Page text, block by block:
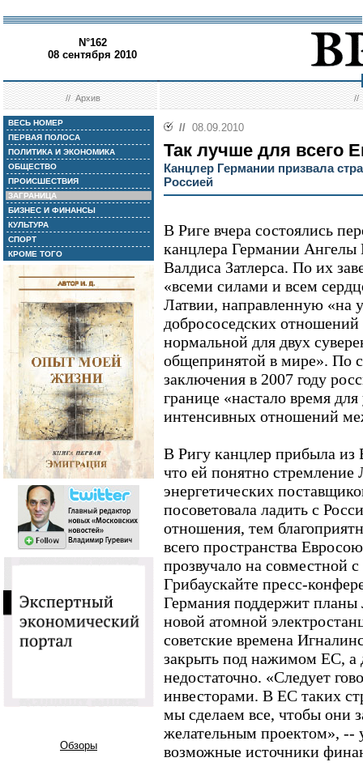
N°162
08 сентября 2010
//Архив //
ВЕСЬ НОМЕР
ПЕРВАЯ ПОЛОСА
ПОЛИТИКА И ЭКОНОМИКА
ОБЩЕСТВО
ПРОИСШЕСТВИЯ
ЗАГРАНИЦА
БИЗНЕС И ФИНАНСЫ
КУЛЬТУРА
СПОРТ
КРОМЕ ТОГО
Обзоры
// 08.09.2010
Так лучше для всего
Канцлер Германии призвала
Россией
В Риге вчера состоялись
канцлера Германии Ангелы
Валдиса Затлерса. По их
«всеми силами и всем
Латвии, направленную «на
добрососедских
нормальной для двух
общепринятой в мире». По
заключения в 2007 году
границе «настало время
интенсивных отношений
В Ригу канцлер прибыла из
что ей понятно
энергетических
посоветовала ладить с
отношения, тем
всего пространства
прозвучало на совместной
Грибаускайте пресс-
Германия поддержит планы
новой атомной
советские времена
закрыть под нажимом ЕС, а
недостаточно. «Следует
инвесторами. В ЕС таких
мы сделаем все, чтобы они
желательным проектом», --
возможные источники